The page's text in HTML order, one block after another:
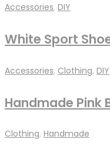
Accessories, DIY
White Sport
Accessories, Clothing, DIY
Handmade Pink
Clothing, Handmade